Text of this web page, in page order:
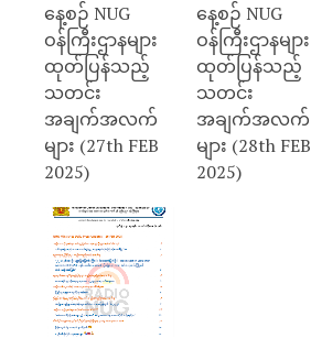
နေ့စဉ် NUG
ဝန်ကြီးဌာနများ
ထုတ်ပြန်သည့်
သတင်း
အချက်အလက်
များ (27th FEB
2025)
နေ့စဉ် NUG
ဝန်ကြီးဌာနများ
ထုတ်ပြန်သည့်
သတင်း
အချက်အလက်
များ (28th FEB
2025)